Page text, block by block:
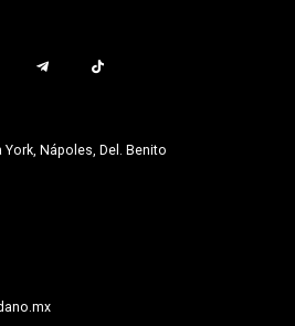
Nápoles, Del. Benito